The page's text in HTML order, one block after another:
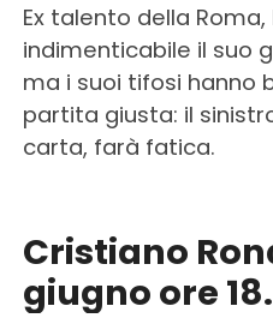
Ex talento della
indimenticabile il suo
ma i suoi tifosi hanno
partita giusta: il
carta, farà fatica.
Cristiano
giugno ore